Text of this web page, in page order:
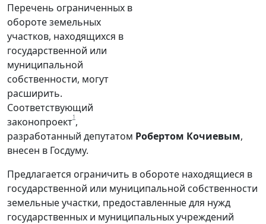
Перечень ограниченных в
обороте земельных
участков, находящихся в
государственной или
муниципальной
собственности, могут
расширить.
Соответствующий
законопроект1,
разработанный депутатом Робертом Кочиевым,
внесен в Госдуму.
Предлагается ограничить в обороте находящиеся в
государственной или муниципальной собственности
земельные участки, предоставленные для нужд
государственных и муниципальных учреждений